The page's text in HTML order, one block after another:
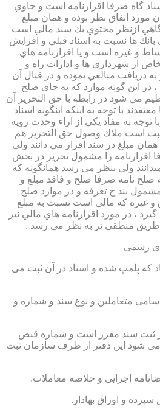
گاه صرفا اقرارنامه است و حاوي
مورد اتفاق نظر بوده و همان مبلغ
گاهي ازنظر محتوي يك سند مالي است
بانك ها نسبت به اسناد قبلي و افزايش
و غيره است و يا اقرارنامه هاي
از شهرداري ها و ادارات راه و
دريافت مبالغي نموده و در قبال آن
در اين گونه موارد كه به جاي صلح
مي شود در رابطه با حق التحرير آن
با توجه به اينكه اينگونه اسناد
به مفاد يكي از آراء وحدت رويه
است ملاك وصول حق التحرير هم
مبلغ در سند اقرار مي دانند ولي
اقرارنامه را مشمول تحرير در بخش
ولي بنظر مي رسد همانگونه كه
صلح نامه صرفا صلح و فاقد مبلغ و
مشمول بند ج تعرفه و در موارد صلح
و غيره كه مالي است نسبت به مبلغ
، در مورد اقرارنامه هاي مالي نيز
طریق منطقی تر به نظر می رسد .
رسمی
که پلمپ شده و اسناد در آن ثبت می
متعاملین و نوع سند و شماره و
ثبت سند مقرر است و شماره قبض
می شود این دفتر از طرف سازمان ثبت